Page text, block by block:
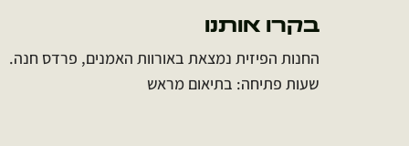
בקרו אותנו
החנות הפיזית נמצאת באורוות האמנים, פרדס חנה.
שעות פתיחה: בתיאום מראש